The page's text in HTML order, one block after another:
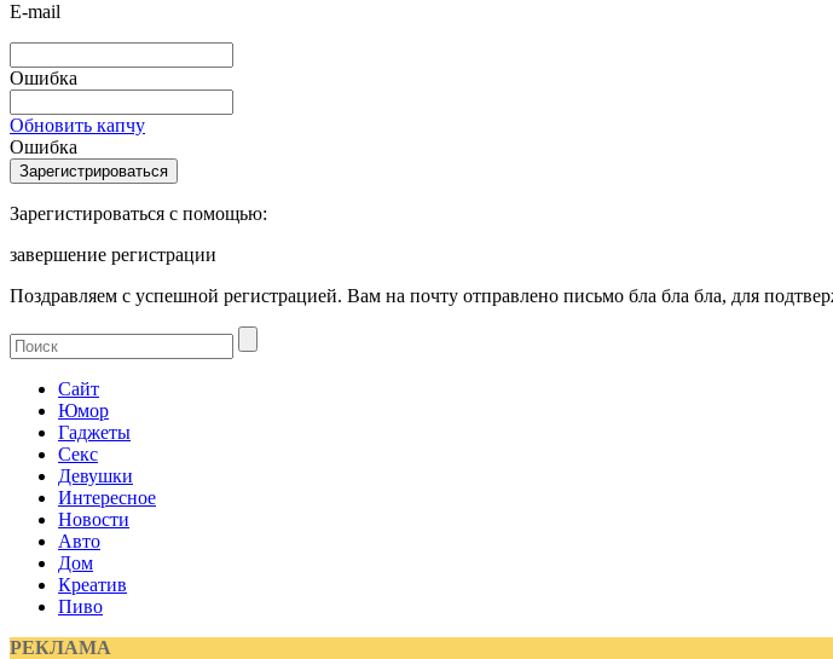
E-mail
Ошибка
Обновить капчу
Ошибка
Зарегистироваться с помощью:
завершение регистрации
Поздравляем с успешной регистрацией. Вам на почту отправлено письмо бла бла бла, для
Сайт
Юмор
Гаджеты
Секс
Девушки
Интересное
Новости
Авто
Дом
Креатив
Пиво
РЕКЛАМА